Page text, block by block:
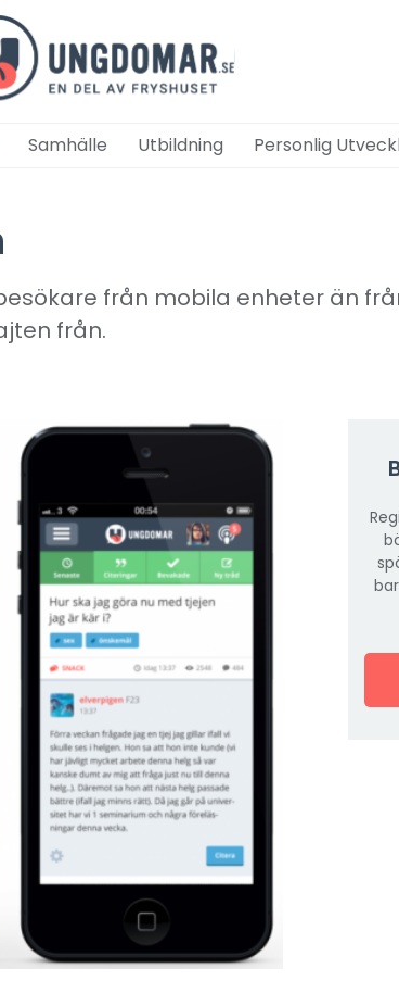
Samhälle Utbildning Personlig
från mobila enheter än
från.